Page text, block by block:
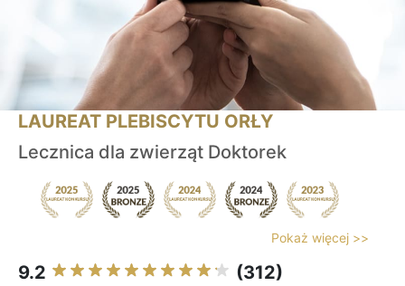
LAUREAT PLEBISCYTU ORŁY
Lecznica dla zwierząt Doktorek
Pokaż więcej >>
9.2 (312)